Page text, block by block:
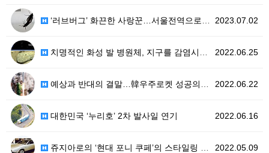
2023.07.02
‘러브버그’ 화끈한 사랑꾼…서울전역으로 대량확산
2022.06.25
치명적인 화성 발 병원체, 지구를 감염시킬 개연성의 찬…
2022.06.22
예상과 반대의 결말…韓우주로켓 성공의 아이러니(iron…
2022.06.16
대한민국 ‘누리호’ 2차 발사일 연기
2022.05.09
쥬지아로의 ‘현대 포니 쿠페’의 스타일링 에피소드